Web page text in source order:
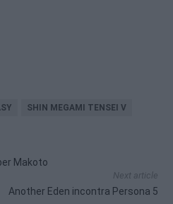
SHIN MEGAMI TENSEI V
Makoto
Next article
Another Eden incontra Persona 5